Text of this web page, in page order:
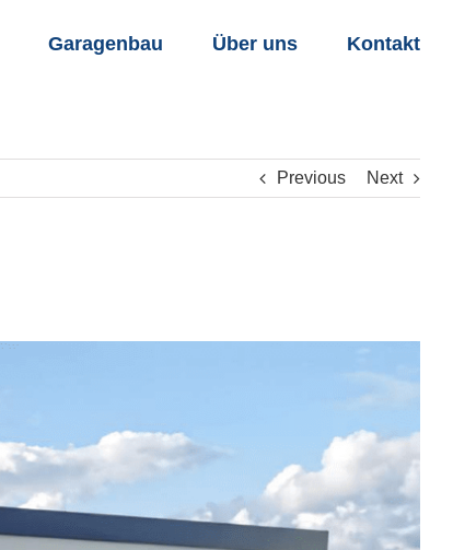
Garagenbau Über uns Kontakt
Previous Next